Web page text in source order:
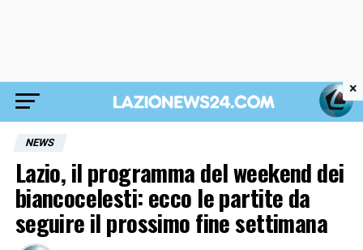
NEWS
Lazio, il programma del weekend dei
biancocelesti: ecco le partite da
seguire il prossimo fine settimana
×